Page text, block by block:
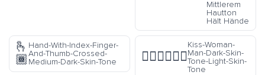
Mittlerem
Hautton
Hält Hände
🫰
🏾
Hand-With-Index-Finger-
And-Thumb-Crossed-
Medium-Dark-Skin-Tone
👩🏿‍❤️‍💋‍👨🏻
Kiss-Woman-
Man-Dark-Skin-
Tone-Light-Skin-
Tone